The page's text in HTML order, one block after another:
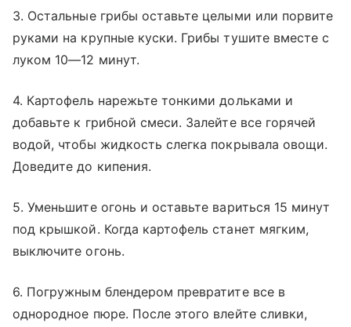
3. Остальные грибы оставьте целыми или порвите
руками на крупные куски. Грибы тушите вместе с
луком 10—12 минут.
4. Картофель нарежьте тонкими дольками и
добавьте к грибной смеси. Залейте все горячей
водой, чтобы жидкость слегка покрывала овощи.
Доведите до кипения.
5. Уменьшите огонь и оставьте вариться 15 минут
под крышкой. Когда картофель станет мягким,
выключите огонь.
6. Погружным блендером превратите все в
однородное пюре. После этого влейте сливки,